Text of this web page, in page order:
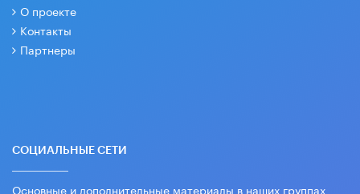
О проекте
Контакты
Партнеры
СОЦИАЛЬНЫЕ СЕТИ
Основные и дополнительные материалы в наших группах